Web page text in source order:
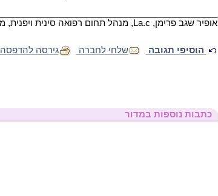
אופיר שגב פרימן, La.c, מנהל תחום רפואה סינית ויפנית, מרפאות אלטרנטיבה.
הוסיפי תגובה שלחי לחברה גירסה להדפסה
כתבות נוספות במדור